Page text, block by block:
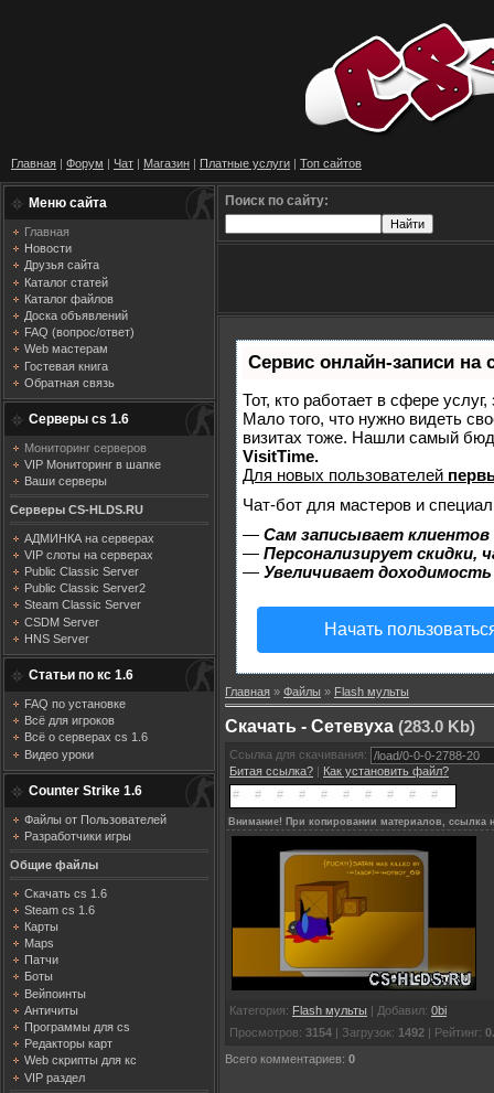
Главная | Форум | Чат | Магазин | Платные услуги | Топ сайтов
Меню сайта
Главная
Новости
Друзья сайта
Каталог статей
Каталог файлов
Доска объявлений
FAQ (вопрос/ответ)
Web мастерам
Гостевая книга
Обратная связь
Серверы cs 1.6
Мониторинг серверов
VIP Мониторинг в шапке
Ваши серверы
Серверы CS-HLDS.RU
АДМИНКА на серверах
VIP слоты на серверах
Public Classic Server
Public Classic Server2
Steam Classic Server
CSDM Server
HNS Server
Статьи по кс 1.6
FAQ по установке
Всё для игроков
Всё о серверах cs 1.6
Видео уроки
Counter Strike 1.6
Файлы от Пользователей
Разработчики игры
Общие файлы
Скачать cs 1.6
Steam cs 1.6
Карты
Maps
Патчи
Боты
Вейпоинты
Античиты
Программы для cs
Редакторы карт
Web скрипты для кс
VIP раздел
Поиск по сайту:
Сервис онлайн-записи на
Тот, кто работает в сфере
Мало того, что нужно видеть
визитах тоже. Нашли самый
VisitTime.
Для новых пользователей
Чат-бот для мастеров и
— Сам записывает
— Персонализирует скидки,
— Увеличивает
Начать
Главная » Файлы » Flash мульты
Скачать - Сетевуха (283.0 Kb)
Ссылка для скачивания:
Битая ссылка? | Как установить файл?
Внимание! При копировании материалов, ссылка
Категория: Flash мульты | Добавил: 0bi
Просмотров: 3154 | Загрузок: 1492 | Рейтинг:
Всего комментариев: 0